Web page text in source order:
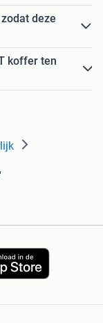
deze
koffer ten